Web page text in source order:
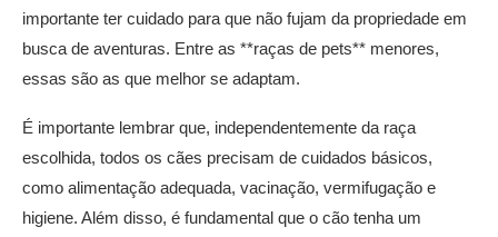
importante ter cuidado para que não fujam da propriedade em
busca de aventuras. Entre as **raças de pets** menores,
essas são as que melhor se adaptam.
É importante lembrar que, independentemente da raça
escolhida, todos os cães precisam de cuidados básicos,
como alimentação adequada, vacinação, vermifugação e
higiene. Além disso, é fundamental que o cão tenha um